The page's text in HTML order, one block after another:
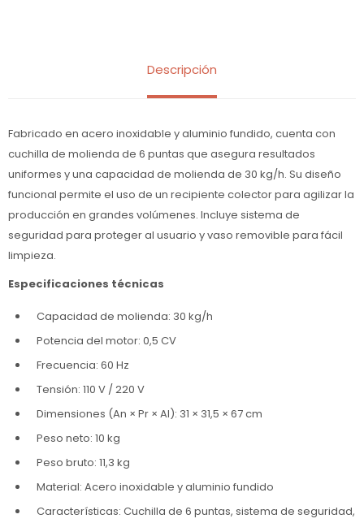
Descripción
Fabricado en acero inoxidable y aluminio fundido, cuenta con
cuchilla de molienda de 6 puntas que asegura resultados
uniformes y una capacidad de molienda de 30 kg/h. Su diseño
funcional permite el uso de un recipiente colector para agilizar la
producción en grandes volúmenes. Incluye sistema de
seguridad para proteger al usuario y vaso removible para fácil
limpieza.
Especificaciones técnicas
Capacidad de molienda: 30 kg/h
Potencia del motor: 0,5 CV
Frecuencia: 60 Hz
Tensión: 110 V / 220 V
Dimensiones (An × Pr × Al): 31 × 31,5 × 67 cm
Peso neto: 10 kg
Peso bruto: 11,3 kg
Material: Acero inoxidable y aluminio fundido
Características: Cuchilla de 6 puntas, sistema de seguridad,